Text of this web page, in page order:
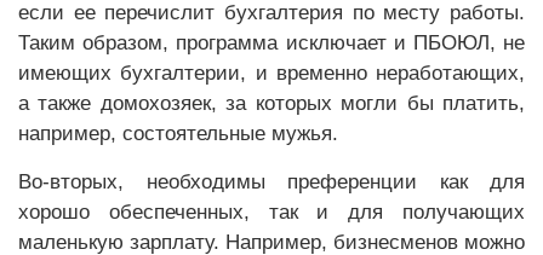
если ее перечислит бухгалтерия по месту работы.
Таким образом, программа исключает и ПБОЮЛ, не
имеющих бухгалтерии, и временно неработающих,
а также домохозяек, за которых могли бы платить,
например, состоятельные мужья.
Во-вторых, необходимы преференции как для
хорошо обеспеченных, так и для получающих
маленькую зарплату. Например, бизнесменов можно